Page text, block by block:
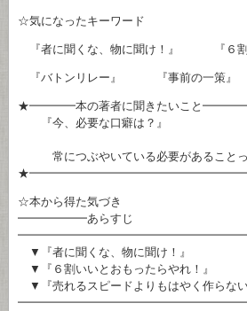
☆気になったキーワード
『者に聞くな、物に聞け！』 『６割
『バトンリレー』 『事前の一策』
★━━━━本の著者に聞きたいこと
『今、必要な口癖は？』
常につぶやいている必要があることっ
☆本から得た気づき
━━━━━━あらすじ
▼『者に聞くな、物に聞け！』
▼『６割いいとおもったらやれ！』
▼『売れるスピードよりもはやく作らない